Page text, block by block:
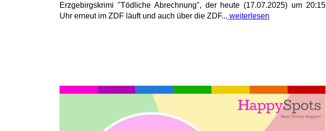
Erzgebirgskrimi "Tödliche Abrechnung", der heute (17.07.2025) um 20:15
Uhr erneut im ZDF läuft und auch über die ZDF... weiterlesen